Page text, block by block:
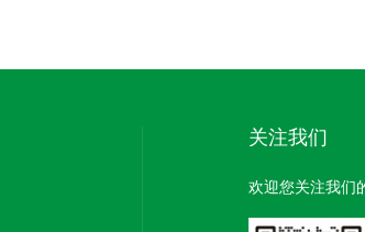
关注我们
欢迎您关注我们